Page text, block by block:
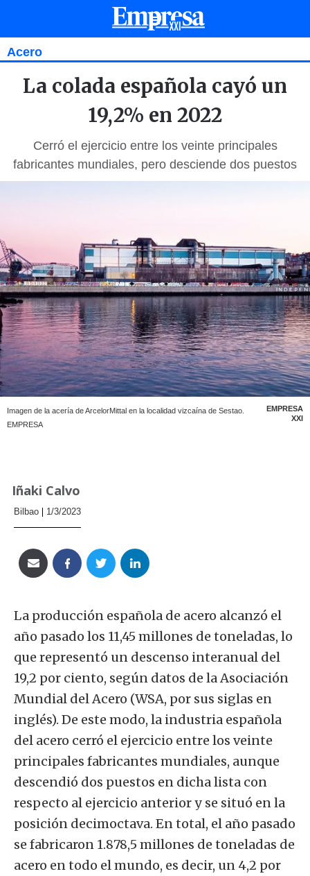
Acero
La colada española cayó un
19,2% en 2022
Cerró el ejercicio entre los veinte principales
fabricantes mundiales, pero desciende dos puestos
Imagen de la acería de ArcelorMittal en la localidad vizcaína de Sestao.
EMPRESA
EMPRESA
XXI
Iñaki Calvo
Bilbao 1/3/2023
La producción española de acero alcanzó el
año pasado los 11,45 millones de toneladas, lo
que representó un descenso interanual del
19,2 por ciento, según datos de la Asociación
Mundial del Acero (WSA, por sus siglas en
inglés). De este modo, la industria española
del acero cerró el ejercicio entre los veinte
principales fabricantes mundiales, aunque
descendió dos puestos en dicha lista con
respecto al ejercicio anterior y se situó en la
posición decimoctava. En total, el año pasado
se fabricaron 1.878,5 millones de toneladas de
acero en todo el mundo, es decir, un 4,2 por